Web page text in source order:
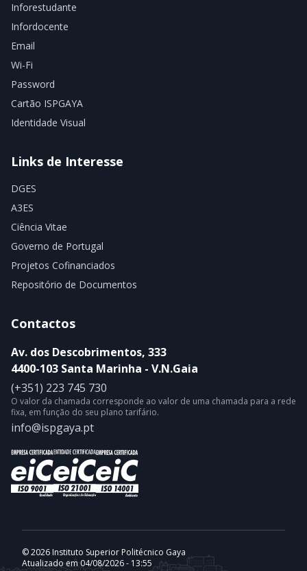
Inforestudante
Infordocente
Email
Wi-Fi
Password
Cartão ISPGAYA
Identidade Visual
Links de Interesse
DGES
A3ES
Ciência Vitae
Governo de Portugal
Projetos Cofinanciados
Repositório de Documentos
Contactos
Av. dos Descobrimentos, 333
4400-103 Santa Marinha - V.N.Gaia
(+351) 223 745 730
O valor da chamada corresponde ao valor de uma chamada para a rede
fixa, em função do seu plano tarifário.
info@ispgaya.pt
© 2026 Instituto Superior Politécnico Gaya
Atualizado em 04/08/2026 - 13:55